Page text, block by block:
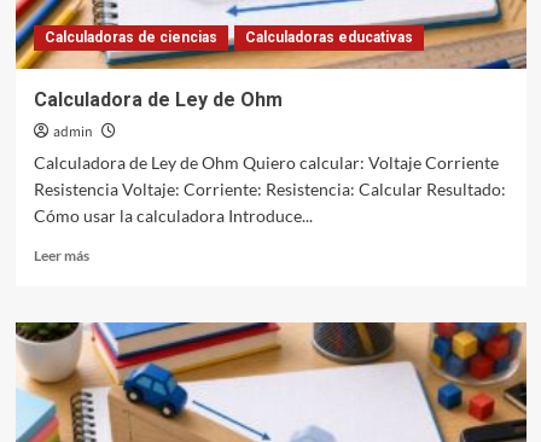
Calculadoras de ciencias Calculadoras educativas
Calculadora de Ley de Ohm
admin
Calculadora de Ley de Ohm Quiero calcular: Voltaje Corriente
Resistencia Voltaje: Corriente: Resistencia: Calcular Resultado:
Cómo usar la calculadora Introduce...
Leer másLeer
Calculadora
de
Ley
de
Ohm